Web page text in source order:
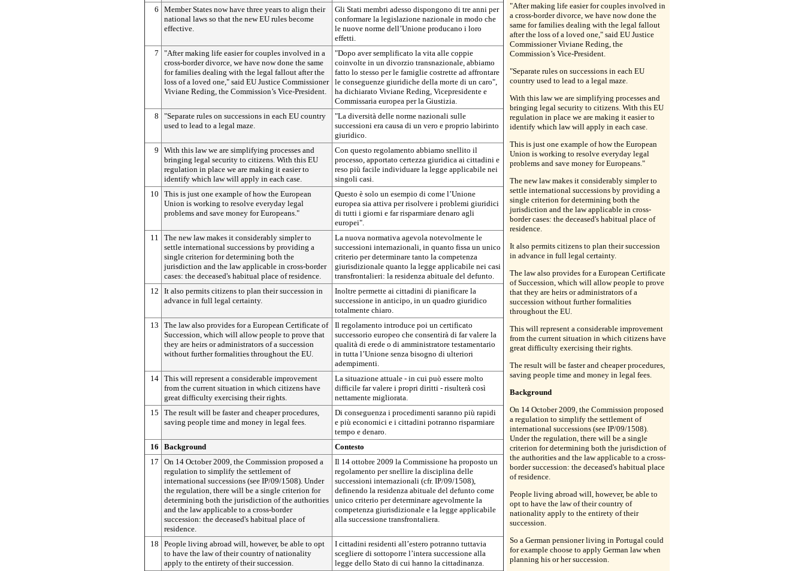
6
Member States now have three years to align their
national laws so that the new EU rules become
effective.
Gli Stati membri adesso dispongono di tre anni per
conformare la legislazione nazionale in modo che
le nuove norme dell’Unione producano i loro
effetti.
7
"After making life easier for couples involved in a
cross-border divorce, we have now done the same
for families dealing with the legal fallout after the
loss of a loved one," said EU Justice Commissioner
Viviane Reding, the Commission’s Vice-President.
"Dopo aver semplificato la vita alle coppie
coinvolte in un divorzio transnazionale, abbiamo
fatto lo stesso per le famiglie costrette ad affrontare
le conseguenze giuridiche della morte di un caro",
ha dichiarato Viviane Reding, Vicepresidente e
Commissaria europea per la Giustizia.
8
"Separate rules on successions in each EU country
used to lead to a legal maze.
"La diversità delle norme nazionali sulle
successioni era causa di un vero e proprio labirinto
giuridico.
9
With this law we are simplifying processes and
bringing legal security to citizens. With this EU
regulation in place we are making it easier to
identify which law will apply in each case.
Con questo regolamento abbiamo snellito il
processo, apportato certezza giuridica ai cittadini e
reso più facile individuare la legge applicabile nei
singoli casi.
10
This is just one example of how the European
Union is working to resolve everyday legal
problems and save money for Europeans."
Questo è solo un esempio di come l’Unione
europea sia attiva per risolvere i problemi giuridici
di tutti i giorni e far risparmiare denaro agli
europei".
11
The new law makes it considerably simpler to
settle international successions by providing a
single criterion for determining both the
jurisdiction and the law applicable in cross-border
cases: the deceased's habitual place of residence.
La nuova normativa agevola notevolmente le
successioni internazionali, in quanto fissa un unico
criterio per determinare tanto la competenza
giurisdizionale quanto la legge applicabile nei casi
transfrontalieri: la residenza abituale del defunto.
12
It also permits citizens to plan their succession in
advance in full legal certainty.
Inoltre permette ai cittadini di pianificare la
successione in anticipo, in un quadro giuridico
totalmente chiaro.
13
The law also provides for a European Certificate of
Succession, which will allow people to prove that
they are heirs or administrators of a succession
without further formalities throughout the EU.
Il regolamento introduce poi un certificato
successorio europeo che consentirà di far valere la
qualità di erede o di amministratore testamentario
in tutta l’Unione senza bisogno di ulteriori
adempimenti.
14 This will represent a considerable improvement
from the current situation in which citizens have
great difficulty exercising their rights.
La situazione attuale - in cui può essere molto
difficile far valere i propri diritti - risulterà così
nettamente migliorata.
15
The result will be faster and cheaper procedures,
saving people time and money in legal fees.
Di conseguenza i procedimenti saranno più rapidi
e più economici e i cittadini potranno risparmiare
tempo e denaro.
16
Background
Contesto
17
On 14 October 2009, the Commission proposed a
regulation to simplify the settlement of
international successions (see IP/09/1508). Under
the regulation, there will be a single criterion for
determining both the jurisdiction of the authorities
and the law applicable to a cross-border
succession: the deceased's habitual place of
residence.
Il 14 ottobre 2009 la Commissione ha proposto un
regolamento per snellire la disciplina delle
successioni internazionali (cfr. IP/09/1508),
definendo la residenza abituale del defunto come
unico criterio per determinare agevolmente la
competenza giurisdizionale e la legge applicabile
alla successione transfrontaliera.
18
People living abroad will, however, be able to opt
to have the law of their country of nationality
apply to the entirety of their succession.
I cittadini residenti all’estero potranno tuttavia
scegliere di sottoporre l’intera successione alla
legge dello Stato di cui hanno la cittadinanza.
"After making life easier for couples involved in
a cross-border divorce, we have now done the
same for families dealing with the legal fallout
after the loss of a loved one," said EU Justice
Commissioner Viviane Reding, the
Commission’s Vice-President.
"Separate rules on successions in each EU
country used to lead to a legal maze.
With this law we are simplifying processes and
bringing legal security to citizens. With this EU
regulation in place we are making it easier to
identify which law will apply in each case.
This is just one example of how the European
Union is working to resolve everyday legal
problems and save money for Europeans."
The new law makes it considerably simpler to
settle international successions by providing a
single criterion for determining both the
jurisdiction and the law applicable in cross-
border cases: the deceased's habitual place of
residence.
It also permits citizens to plan their succession
in advance in full legal certainty.
The law also provides for a European Certificate
of Succession, which will allow people to prove
that they are heirs or administrators of a
succession without further formalities
throughout the EU.
This will represent a considerable improvement
from the current situation in which citizens have
great difficulty exercising their rights.
The result will be faster and cheaper procedures,
saving people time and money in legal fees.
Background
On 14 October 2009, the Commission proposed
a regulation to simplify the settlement of
international successions (see IP/09/1508).
Under the regulation, there will be a single
criterion for determining both the jurisdiction of
the authorities and the law applicable to a cross-
border succession: the deceased's habitual place
of residence.
People living abroad will, however, be able to
opt to have the law of their country of
nationality apply to the entirety of their
succession.
So a German pensioner living in Portugal could
for example choose to apply German law when
planning his or her succession.